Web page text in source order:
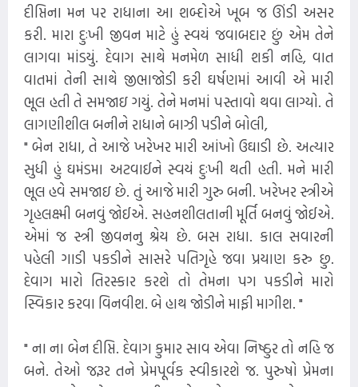
દીપ્તિના મન પર રાધાના આ શબ્દોએ ખૂબ જ ઊંડી અસર
કરી. મારા દુઃખી જીવન માટે હું સ્વયં જવાબદાર છું એમ તેને
લાગવા માંડયું. દેવાગ સાથે મનમેળ સાધી શકી નહિ, વાત
વાતમાં તેની સાથે જીભાજોડી કરી ઘર્ષણમાં આવી એ મારી
ભૂલ હતી તે સમજાઇ ગયું. તેને મનમાં પસ્તાવો થવા લાગ્યો. તે
લાગણીશીલ બનીને રાધાને બાઝી પડીને બોલી,
" બેન રાધા, તે આજે ખરેખર મારી આંખો ઉઘાડી છે. અત્યાર
સુધી હું ઘમંડમા અટવાઈને સ્વયં દુઃખી થતી હતી. મને મારી
ભૂલ હવે સમજાઇ છે. તું આજે મારી ગુરુ બની. ખરેખર સ્ત્રીએ
ગૃહલક્ષ્મી બનવું જોઈએ. સહનશીલતાની મૂર્તિ બનવું જોઈએ.
એમાં જ સ્ત્રી જીવનનુ શ્રેય છે. બસ રાધા. કાલ સવારની
પહેલી ગાડી પકડીને સાસરે પતિગૃહે જવા પ્રયાણ કરુ છુ.
દેવાગ મારો તિરસ્કાર કરશે તો તેમના પગ પકડીને મારો
સ્વિકાર કરવા વિનવીશ. બે હાથ જોડીને માફી માગીશ. "
" ના ના બેન દીપ્તિ. દેવાગ કુમાર સાવ એવા નિષ્ઠુર તો નહિ જ
બને. તેઓ જરૂર તને પ્રેમપૂર્વક સ્વીકારશે જ. પુરુષો પ્રેમના